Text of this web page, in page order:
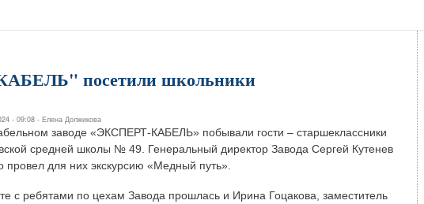
посетили школьники
- 09:08 - Елена Должикова
заводе «ЭКСПЕРТ-КАБЕЛЬ» побывали гости – старшеклассники
средней школы № 49. Генеральный директор Завода Сергей Кутенев
провел для них экскурсию «Медный путь».
с ребятами по цехам Завода прошлась и Ирина Гоцакова, заместитель